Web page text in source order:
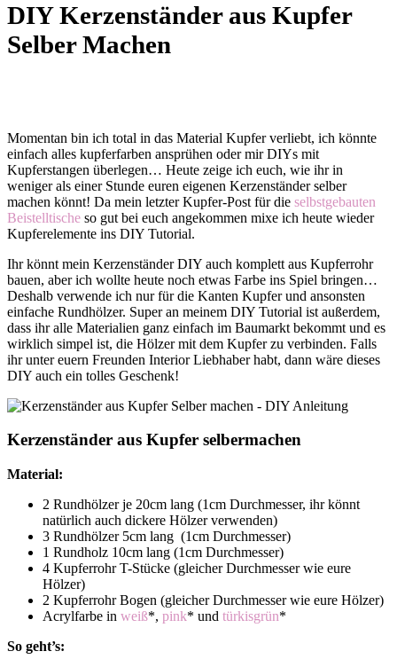
DIY Kerzenständer aus Kupfer
Selber Machen
Momentan bin ich total in das Material Kupfer verliebt, ich könnte
einfach alles kupferfarben ansprühen oder mir DIYs mit
Kupferstangen überlegen… Heute zeige ich euch, wie ihr in
weniger als einer Stunde euren eigenen Kerzenständer selber
machen könnt! Da mein letzter Kupfer-Post für die selbstgebauten
Beistelltische so gut bei euch angekommen mixe ich heute wieder
Kupferelemente ins DIY Tutorial.
Ihr könnt mein Kerzenständer DIY auch komplett aus Kupferrohr
bauen, aber ich wollte heute noch etwas Farbe ins Spiel bringen…
Deshalb verwende ich nur für die Kanten Kupfer und ansonsten
einfache Rundhölzer. Super an meinem DIY Tutorial ist außerdem,
dass ihr alle Materialien ganz einfach im Baumarkt bekommt und es
wirklich simpel ist, die Hölzer mit dem Kupfer zu verbinden. Falls
ihr unter euern Freunden Interior Liebhaber habt, dann wäre dieses
DIY auch ein tolles Geschenk!
Kerzenständer aus Kupfer selbermachen
Material:
2 Rundhölzer je 20cm lang (1cm Durchmesser, ihr könnt
natürlich auch dickere Hölzer verwenden)
3 Rundhölzer 5cm lang (1cm Durchmesser)
1 Rundholz 10cm lang (1cm Durchmesser)
4 Kupferrohr T-Stücke (gleicher Durchmesser wie eure
Hölzer)
2 Kupferrohr Bogen (gleicher Durchmesser wie eure Hölzer)
Acrylfarbe in weiß*, pink* und türkisgrün*
So geht’s: